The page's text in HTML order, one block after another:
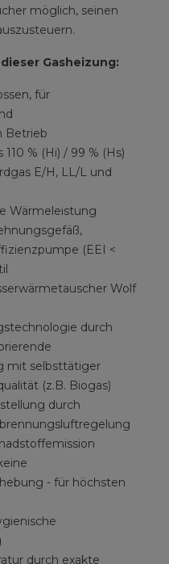
möglich, seinen
Gasheizung:
für
Betrieb
% (Hi) / 99 % (Hs)
E/H, LL/L und
Wärmeleistung
(EEI <
Wolf
durch
mit selbsttätiger
(z.B. Biogas)
durch
- für höchsten
durch exakte